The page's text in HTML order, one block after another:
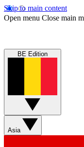
Skip to main content
Open menu Close main
BE Edition
Asia